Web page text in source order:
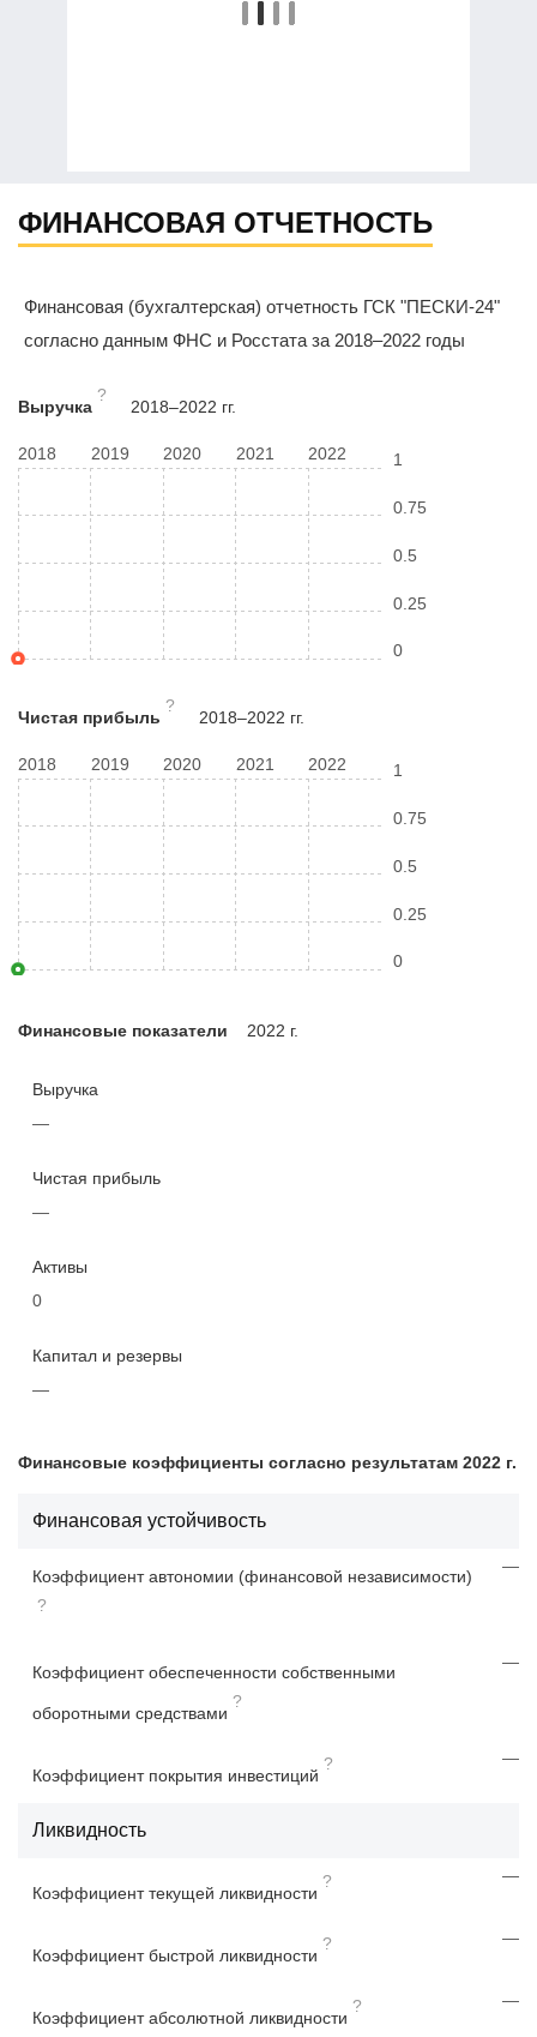
ФИНАНСОВАЯ ОТЧЕТНОСТЬ
Финансовая (бухгалтерская) отчетность ГСК "ПЕСКИ-24"
согласно данным ФНС и Росстата за 2018–2022 годы
Выручка
?
2018–2022 гг.
2018 2019 2020 2021 2022
0
0.25
0.5
0.75
1
Чистая прибыль
?
2018–2022 гг.
2018 2019 2020 2021 2022
0
0.25
0.5
0.75
1
Финансовые показатели 2022 г.
Выручка
—
Чистая прибыль
—
Активы
0
Капитал и резервы
—
Финансовые коэффициенты согласно результатам 2022 г.
Финансовая устойчивость
Коэффициент автономии (финансовой независимости)
?
—
Коэффициент обеспеченности собственными
оборотными средствами
?
—
Коэффициент покрытия инвестиций
? —
Ликвидность
Коэффициент текущей ликвидности
? —
Коэффициент быстрой ликвидности
? —
Коэффициент абсолютной ликвидности
? —